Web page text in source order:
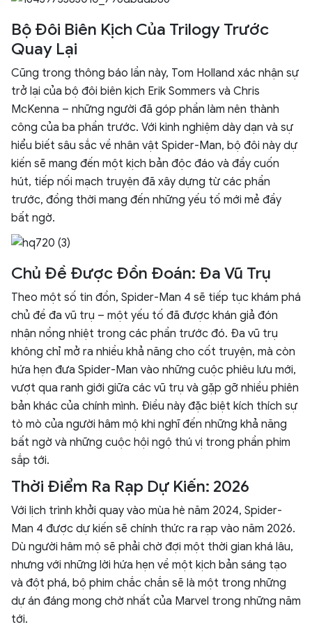
Bộ Đôi Biên Kịch Của Trilogy Trước
Quay Lại
Cũng trong thông báo lần này, Tom Holland xác nhận sự
trở lại của bộ đôi biên kịch Erik Sommers và Chris
McKenna – những người đã góp phần làm nên thành
công của ba phần trước. Với kinh nghiệm dày dạn và sự
hiểu biết sâu sắc về nhân vật Spider-Man, bộ đôi này dự
kiến sẽ mang đến một kịch bản độc đáo và đầy cuốn
hút, tiếp nối mạch truyện đã xây dựng từ các phần
trước, đồng thời mang đến những yếu tố mới mẻ đầy
bất ngờ.
Chủ Đề Được Đồn Đoán: Đa Vũ Trụ
Theo một số tin đồn, Spider-Man 4 sẽ tiếp tục khám phá
chủ đề đa vũ trụ – một yếu tố đã được khán giả đón
nhận nồng nhiệt trong các phần trước đó. Đa vũ trụ
không chỉ mở ra nhiều khả năng cho cốt truyện, mà còn
hứa hẹn đưa Spider-Man vào những cuộc phiêu lưu mới,
vượt qua ranh giới giữa các vũ trụ và gặp gỡ nhiều phiên
bản khác của chính mình. Điều này đặc biệt kích thích sự
tò mò của người hâm mộ khi nghĩ đến những khả năng
bất ngờ và những cuộc hội ngộ thú vị trong phần phim
sắp tới.
Thời Điểm Ra Rạp Dự Kiến: 2026
Với lịch trình khởi quay vào mùa hè năm 2024, Spider-
Man 4 được dự kiến sẽ chính thức ra rạp vào năm 2026.
Dù người hâm mộ sẽ phải chờ đợi một thời gian khá lâu,
nhưng với những lời hứa hẹn về một kịch bản sáng tạo
và đột phá, bộ phim chắc chắn sẽ là một trong những
dự án đáng mong chờ nhất của Marvel trong những năm
tới.